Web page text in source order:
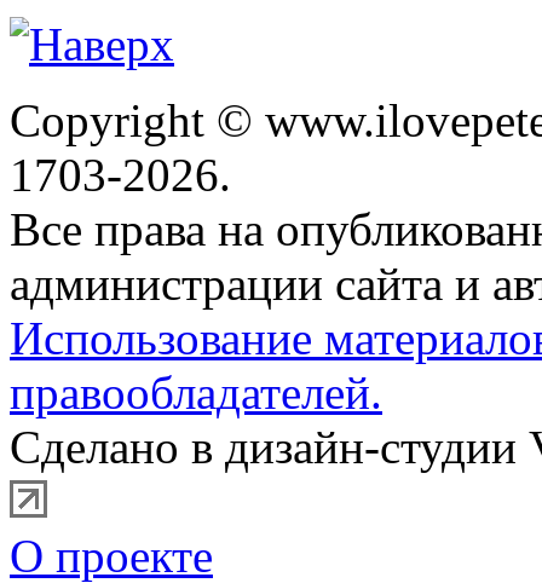
Copyright ©
1703-2026.
Все права на
администрации сайта и
Использование
правообладателей.
Сделано в дизайн-студии
О проекте